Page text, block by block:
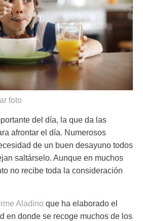
foto
del día, la que da las
afrontar el día. Numerosos
de un buen desayuno todos
saltárselo. Aunque en muchos
no recibe toda la consideración
Aladino que ha elaborado el
en donde se recoge muchos de los